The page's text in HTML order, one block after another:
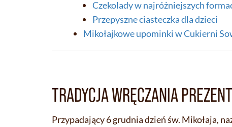
Czekolady w najróżniejszych
Przepyszne ciasteczka dla dzieci
Mikołajkowe upominki w Cukierni
TRADYCJA WRĘCZANIA
Przypadający 6 grudnia dzień św. Mikołaja,